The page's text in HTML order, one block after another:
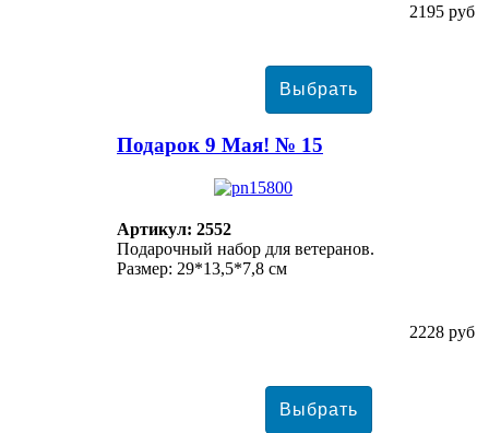
2195 руб
Подарок 9 Мая! № 15
Артикул: 2552
Подарочный набор для ветеранов.
Размер: 29*13,5*7,8 см
2228 руб